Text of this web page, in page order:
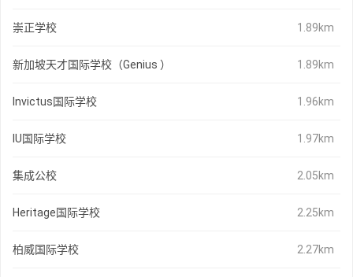
崇正学校 1.89km
新加坡天才国际学校（Genius ） 1.89km
Invictus国际学校 1.96km
IU国际学校 1.97km
集成公校 2.05km
Heritage国际学校 2.25km
柏威国际学校 2.27km